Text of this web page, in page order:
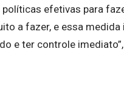
políticas efetivas para
a fazer, e essa medida
e ter controle